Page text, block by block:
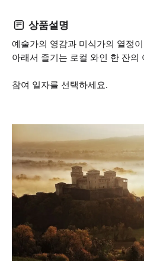
상품설명
예술가의 영감과 미식가의 열정
아래서 즐기는 로컬 와인 한 잔
참여 일자를 선택하세요.